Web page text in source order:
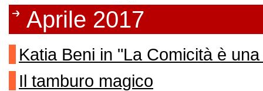
Aprile 2017
Katia Beni in "La Comicità è
Il tamburo magico